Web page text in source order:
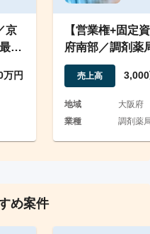
京
適
万円
【営業権+固定
府南部／調剤薬
若年＃伸びしろ
売上高
地域
大阪府
業種
調剤薬
め案件